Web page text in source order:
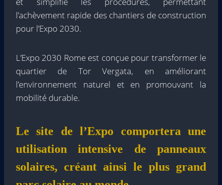
l’achèvement rapide des chantiers de construction
pour l’Expo 2030.
L’Expo 2030 Rome est conçue pour transformer le
quartier de Tor Vergata, en améliorant
l’environnement naturel et en promouvant la
mobilité durable.
Le site de l’Expo comportera une
utilisation intensive de panneaux
solaires, créant ainsi le plus grand